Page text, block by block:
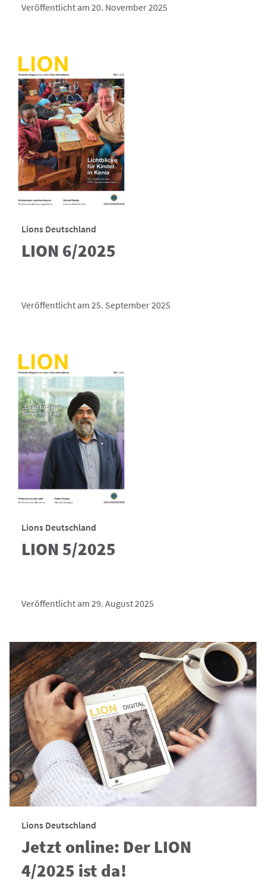
Veröffentlicht am 20. November 2025
Lions Deutschland
LION 6/2025
Veröffentlicht am 25. September 2025
Lions Deutschland
LION 5/2025
Veröffentlicht am 29. August 2025
Lions Deutschland
Jetzt online: Der LION
4/2025 ist da!